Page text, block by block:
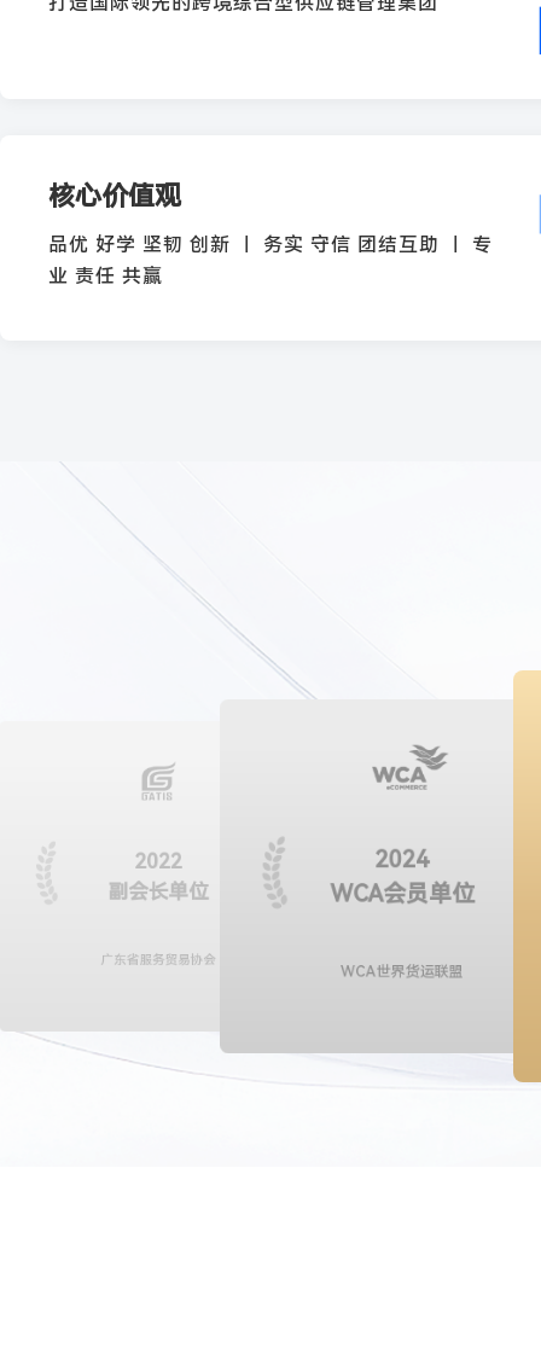
核心价值观
品优 好学 坚韧 创新 ｜ 务实 守信 团结互助 ｜ 专
业 责任 共赢
2022
副会长单位
广东省服务贸易协会
2024
WCA会员单位
WCA世界货运联盟